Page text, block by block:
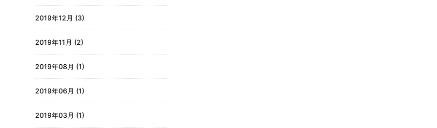
2019年12月 (3)
2019年11月 (2)
2019年08月 (1)
2019年06月 (1)
2019年03月 (1)